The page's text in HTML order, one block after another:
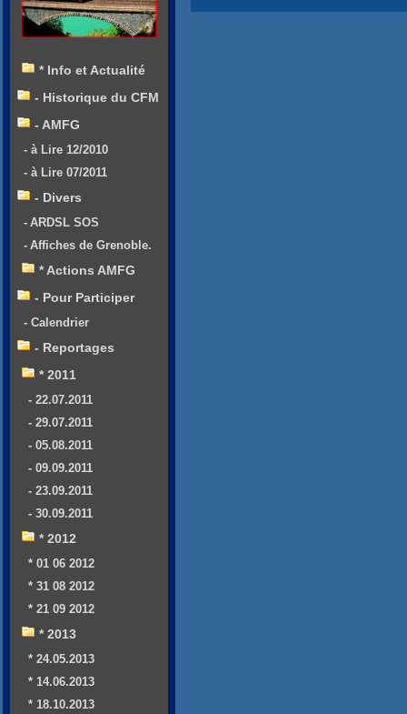
* Info et Actualité
- Historique du CFM
- AMFG
- à Lire 12/2010
- à Lire 07/2011
- Divers
- ARDSL SOS
- Affiches de Grenoble.
* Actions AMFG
- Pour Participer
- Calendrier
- Reportages
* 2011
- 22.07.2011
- 29.07.2011
- 05.08.2011
- 09.09.2011
- 23.09.2011
- 30.09.2011
* 2012
* 01 06 2012
* 31 08 2012
* 21 09 2012
* 2013
* 24.05.2013
* 14.06.2013
* 18.10.2013